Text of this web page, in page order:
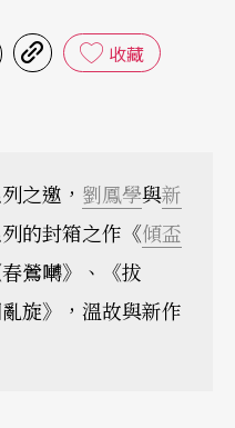
收藏
之邀， 劉鳳學與新
的封箱之作《傾盃
鶯囀》、《拔
旋》，溫故與新作